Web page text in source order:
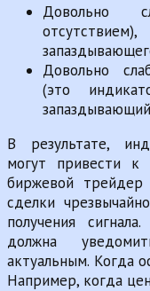
Довольно
Довольно
(это
В результате,
могут привести к
биржевой трейдер
сделки
получения
должна
актуальным. Когда
Например, когда